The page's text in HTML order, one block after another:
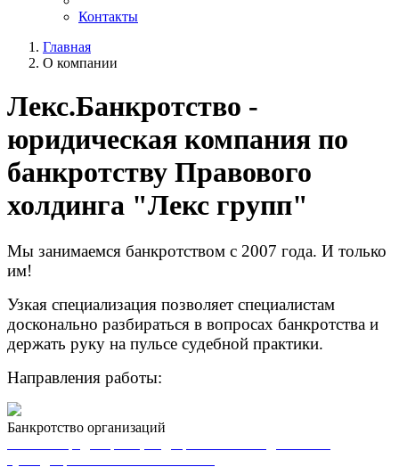
Контакты
Главная
О компании
Лекс.Банкротство -
юридическая компания по
банкротству Правового
холдинга "Лекс групп"
Мы занимаемся банкротством с 2007 года. И только
им!
Узкая специализация позволяет специалистам
досконально разбираться в вопросах банкротства и
держать руку на пульсе судебной практики.
Направления работы:
Банкротство организаций